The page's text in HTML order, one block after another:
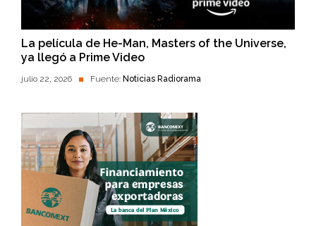
La película de He-Man, Masters of the Universe,
ya llegó a Prime Video
julio 22, 2026 Fuente: Noticias Radiorama